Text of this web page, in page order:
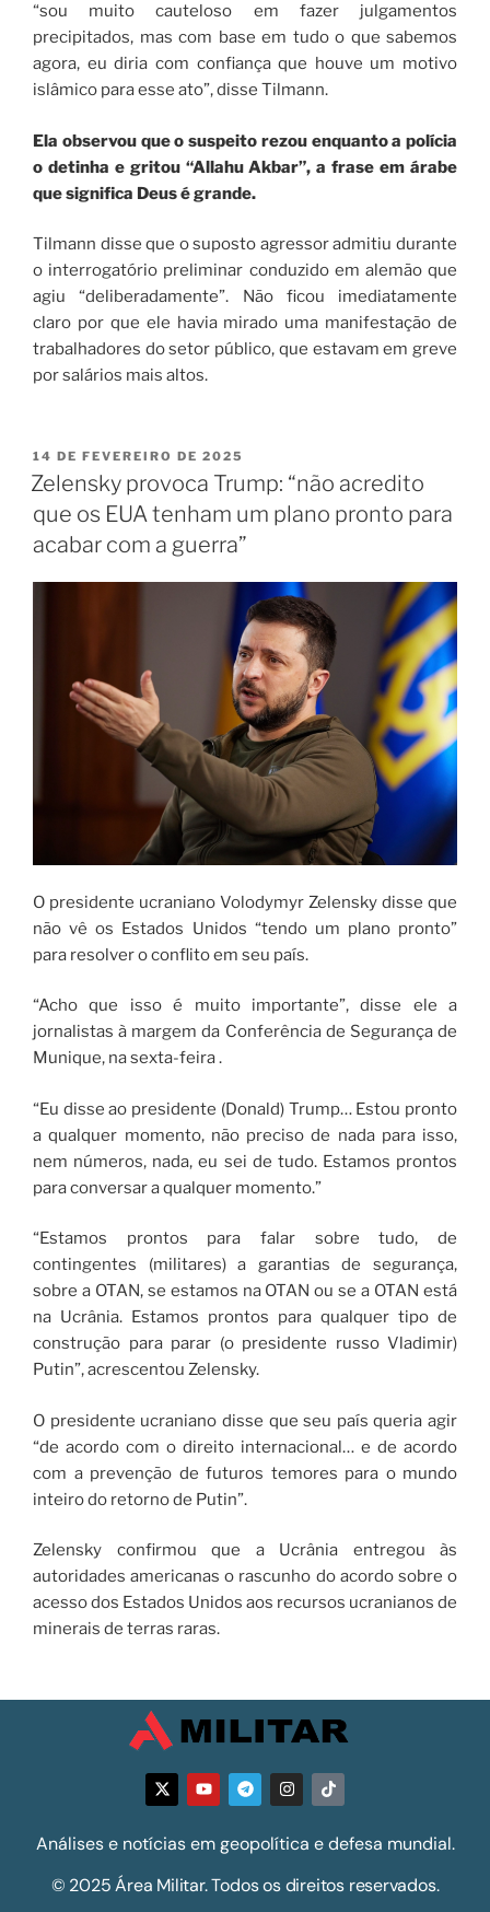
“sou muito cauteloso em fazer julgamentos
precipitados, mas com base em tudo o que sabemos
agora, eu diria com confiança que houve um motivo
islâmico para esse ato”, disse Tilmann.
Ela observou que o suspeito rezou enquanto a polícia
o detinha e gritou “Allahu Akbar”, a frase em árabe
que significa Deus é grande.
Tilmann disse que o suposto agressor admitiu durante
o interrogatório preliminar conduzido em alemão que
agiu “deliberadamente”. Não ficou imediatamente
claro por que ele havia mirado uma manifestação de
trabalhadores do setor público, que estavam em greve
por salários mais altos.
14 DE FEVEREIRO DE 2025
Zelensky provoca Trump: “não acredito
que os EUA tenham um plano pronto para
acabar com a guerra”
O presidente ucraniano Volodymyr Zelensky disse que
não vê os Estados Unidos “tendo um plano pronto”
para resolver o conflito em seu país.
“Acho que isso é muito importante”, disse ele a
jornalistas à margem da Conferência de Segurança de
Munique, na sexta-feira .
“Eu disse ao presidente (Donald) Trump… Estou pronto
a qualquer momento, não preciso de nada para isso,
nem números, nada, eu sei de tudo. Estamos prontos
para conversar a qualquer momento.”
“Estamos prontos para falar sobre tudo, de
contingentes (militares) a garantias de segurança,
sobre a OTAN, se estamos na OTAN ou se a OTAN está
na Ucrânia. Estamos prontos para qualquer tipo de
construção para parar (o presidente russo Vladimir)
Putin”, acrescentou Zelensky.
O presidente ucraniano disse que seu país queria agir
“de acordo com o direito internacional… e de acordo
com a prevenção de futuros temores para o mundo
inteiro do retorno de Putin”.
Zelensky confirmou que a Ucrânia entregou às
autoridades americanas o rascunho do acordo sobre o
acesso dos Estados Unidos aos recursos ucranianos de
minerais de terras raras.
Análises e notícias em geopolítica e defesa mundial.
© 2025 Área Militar. Todos os direitos reservados.